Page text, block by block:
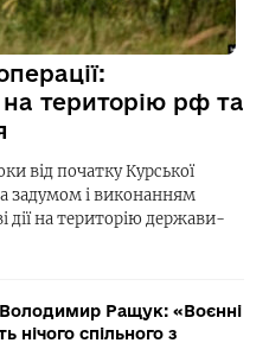
територію рф та
від початку Курської
задумом і виконанням
дії на територію держави-
Ращук: «Воєнні
нічого спільного з